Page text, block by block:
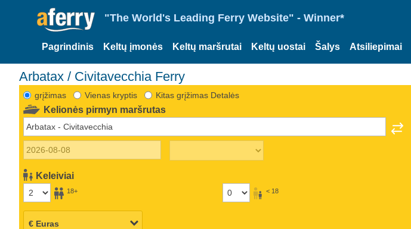
"The World's Leading Ferry Website" - Winner*
Pagrindinis Keltų įmonės Keltų maršrutai Keltų uostai Šalys Atsiliepimai
Arbatax / Civitavecchia Ferry
grįžimas Vienas kryptis Kitas grįžimas Detalės
Kelionės pirmyn maršrutas
Keleiviai
18+ < 18